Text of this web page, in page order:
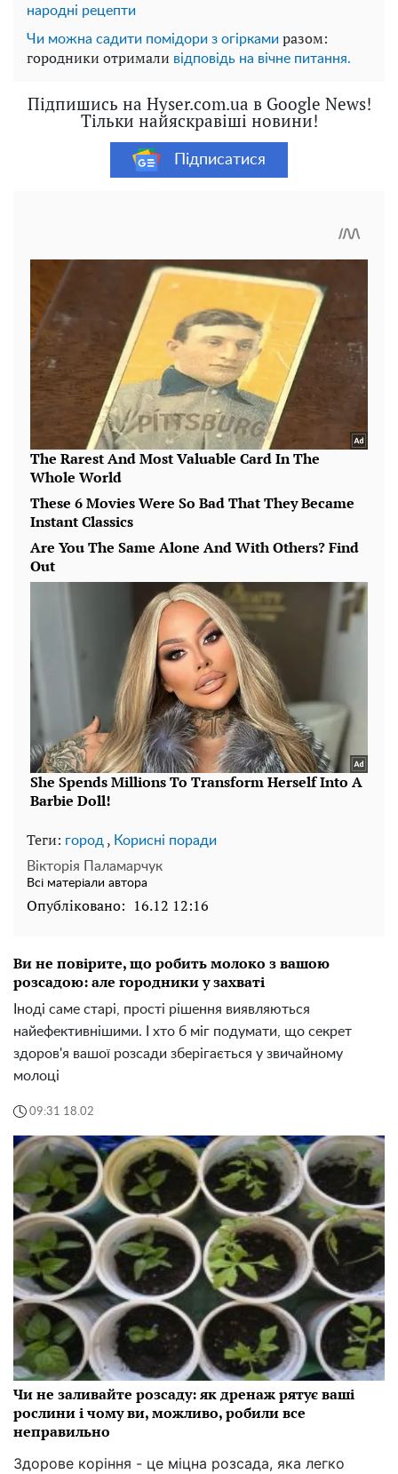
народні рецепти
Чи можна садити помідори з огірками разом:
городники отримали відповідь на вічне питання.
Підпишись на Hyser.com.ua в Google News!
Тільки найяскравіші новини!
Підписатися
Теги: город , Корисні поради
Вікторія Паламарчук
Всі матеріали автора
Опубліковано: 16.12 12:16
Ви не повірите, що робить молоко з вашою
розсадою: але городники у захваті
Іноді саме старі, прості рішення виявляються
найефективнішими. І хто б міг подумати, що секрет
здоров'я вашої розсади зберігається у звичайному
молоці
09:31 18.02
Чи не заливайте розсаду: як дренаж рятує ваші
рослини і чому ви, можливо, робили все
неправильно
Здорове коріння - це міцна розсада, яка легко